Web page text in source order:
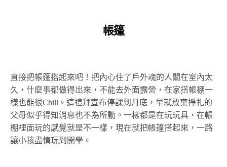
帳篷
直接把帳篷搭起來吧！把內心住了戶外魂的人關在室內太
久，什麼事都做得出來，不能去外面露營，在家搭帳棚一
樣也能很Chill。這禮拜宣布停課到月底，早就放棄掙扎的
父母似乎得知消息也不為所動。一樣都是在玩玩具，在帳
棚裡面玩的感覺就是不一樣，現在就把帳篷搭起來，一路
讓小孩盡情玩到開學。